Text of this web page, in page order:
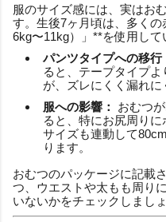
服のサイズ感には、実はお
す。生後7ヶ月頃は、多くの
6kg〜11kg）」**を使用して
パンツタイプへの移行
ると、テープタイプ
が、ズレにくく漏れに
服への影響：
おむつ
ると、特にお尻周り
サイズも連動して
ります。
おむつのパッケージに記載
つ、ウエストや太もも周り
いないかをチェックしましょ